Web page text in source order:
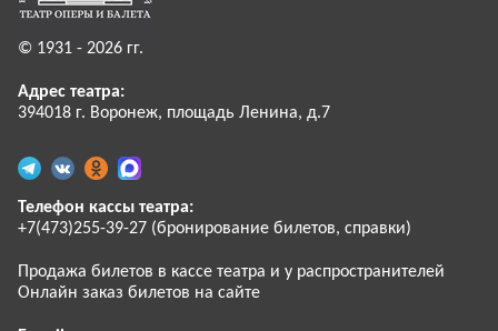
© 1931 - 2026 гг.
Адрес театра:
394018 г. Воронеж, площадь Ленина, д.7
Телефон кассы театра:
+7(473)255-39-27 (бронирование билетов, справки)
Продажа билетов в кассе театра и у распространителей
Онлайн заказ билетов на сайте